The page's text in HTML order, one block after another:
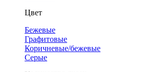
Цвет
Бежевые
Графитовые
Коричневые/бежевые
Серые